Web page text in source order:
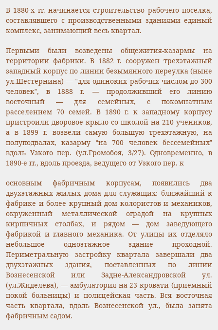
В 1880-х гг. начинается строительство рабочего поселка,
составлявшего с производственными зданиями единый
комплекс, занимающий весь квартал.
Первыми были возведены общежития-казармы на
территории фабрики. В 1882 г. сооружен трехэтажный
западный корпус по линии безымянного переулка (ныне
ул.Шестернина) — “для одиноких рабочих числом до 300
человек”, в 1888 г. — продолживший его линию
восточный — для семейных, с покомнатным
расселением 70 семей. В 1890 г. к западному корпусу
пристроили дворовое крыло со школой на 210 учеников,
а в 1899 г. возвели самую большую трехэтажную, на
полуподвалах, казарму “на 700 человек бессемейных”
вдоль Узкого пер. (ул.Громобоя, 3/27). Одновременно, в
1890-е гг., вдоль проезда, ведущего от Узкого пер. к
основным фабричным корпусам, появились два
двухэтажных жилых дома для служащих: ближайший к
фабрике и более крупный дом колористов и механиков,
окруженный металлической оградой на крупных
кирпичных столбах, и рядом — дом заведующего
фабрикой и главного механика. От улицы их отделяло
небольшое одноэтажное здание проходной.
Периметральную застройку квартала завершали два
двухэтажных здания, поставленных по линии
Вознесенской или Задне-Александровской ул.
(ул.Жиделева), — амбулатория на 23 кровати (приемный
покой больницы) и полицейская часть. Вся восточная
часть квартала, вдоль Вознесенской ул., была занята
фабричным садом.